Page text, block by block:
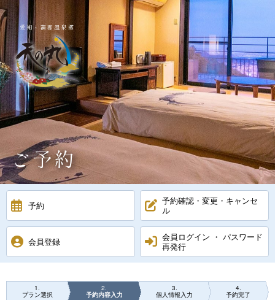
愛知・蒲郡温泉郷
ご予約
予約
予約確認・変更・キャンセ
ル
会員登録
会員ログイン ・ パスワード
再発行
1
プラン選択
2
予約内容入力
3
個人情報入力
4
予約完了